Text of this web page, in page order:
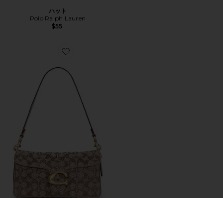
ハット
Polo Ralph Lauren
$55
Favorite CRYSTAL SIGNATURE SOFT TABBY 約66CM